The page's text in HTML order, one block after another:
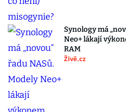
Synology má
Neo+ lákají
RAM
Živě.cz